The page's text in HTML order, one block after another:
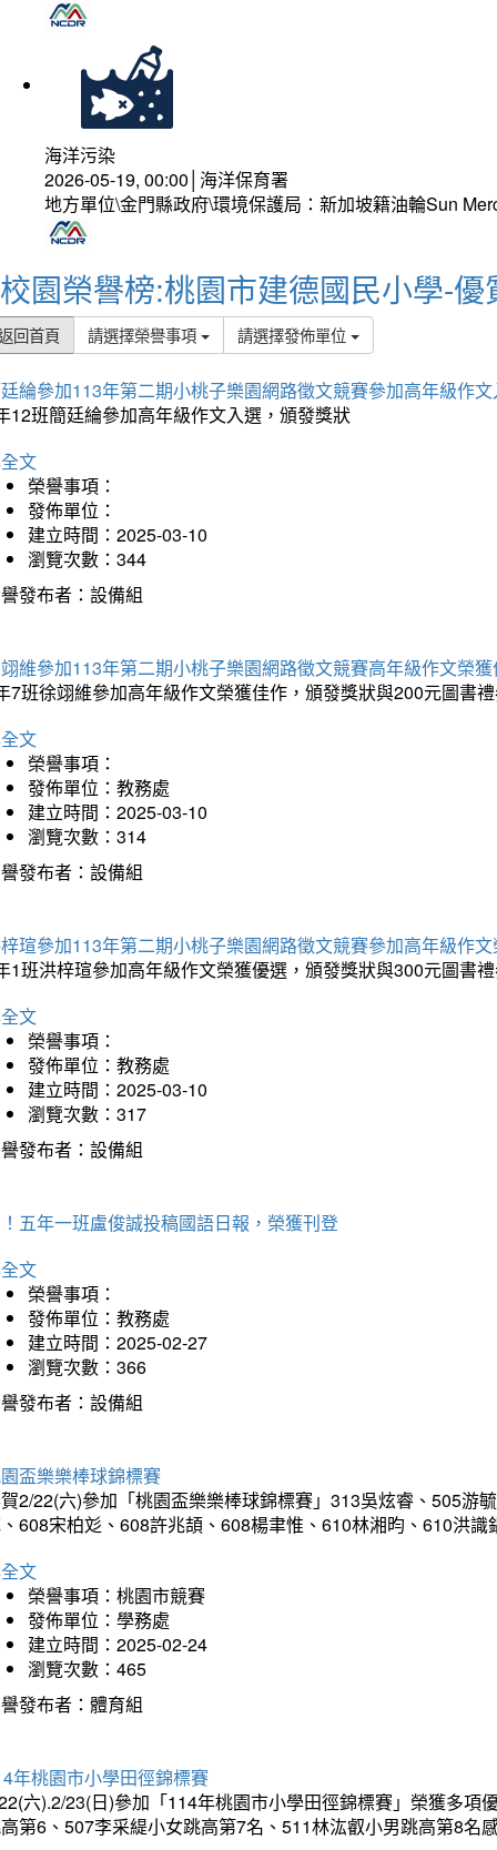
海洋污染
2026-05-19, 00:00│海洋保育署
地方單位\金門縣政府\環境保護局：新加坡籍油輪Sun
校園榮譽榜:桃園市建德國民小學-優
回首頁 請選擇榮譽事項 請選擇發佈單位
綸參加113年第二期小桃子樂園網路徵文競賽參加高年級作
12班簡廷綸參加高年級作文入選，頒發獎狀
文
榮譽事項：
發佈單位：
建立時間：2025-03-10
瀏覽次數：344
發布者：設備組
維參加113年第二期小桃子樂園網路徵文競賽高年級作文榮
7班徐翊維參加高年級作文榮獲佳作，頒發獎狀與200元圖書
文
榮譽事項：
發佈單位：教務處
建立時間：2025-03-10
瀏覽次數：314
發布者：設備組
瑄參加113年第二期小桃子樂園網路徵文競賽參加高年級作
1班洪梓瑄參加高年級作文榮獲優選，頒發獎狀與300元圖書
文
榮譽事項：
發佈單位：教務處
建立時間：2025-03-10
瀏覽次數：317
發布者：設備組
五年一班盧俊誠投稿國語日報，榮獲刊登
文
榮譽事項：
發佈單位：教務處
建立時間：2025-02-27
瀏覽次數：366
發布者：設備組
盃樂樂棒球錦標賽
2/22(六)參加「桃園盃樂樂棒球錦標賽」313吳炫睿、505游
608宋柏彣、608許兆頡、608楊聿惟、610林湘昀、610洪
文
榮譽事項：桃園市競賽
發佈單位：學務處
建立時間：2025-02-24
瀏覽次數：465
發布者：體育組
年桃園市小學田徑錦標賽
六).2/23(日)參加「114年桃園市小學田徑錦標賽」榮獲多
第6、507李采緹小女跳高第7名、511林汯叡小男跳高第8名